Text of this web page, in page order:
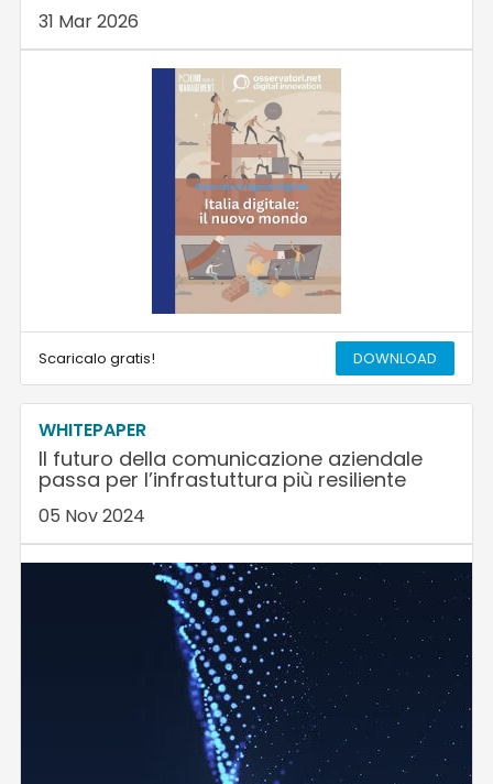
31 Mar 2026
Scaricalo gratis! DOWNLOAD
WHITEPAPER
Il futuro della comunicazione aziendale
passa per l’infrastuttura più resiliente
05 Nov 2024